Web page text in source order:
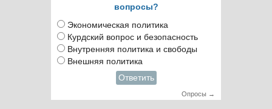
вопросы?
Экономическая политика
Курдский вопрос и безопасность
Внутренняя политика и свободы
Внешняя политика
Ответить
Опросы →